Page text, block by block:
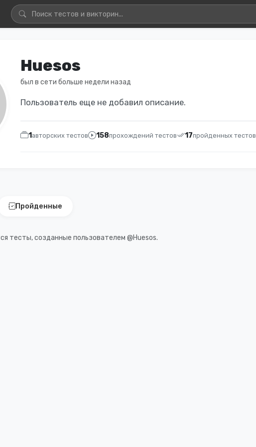
Huesos
был в сети больше недели назад
Пользователь еще не добавил описание.
1 авторских тестов 158прохождений тестов 17пройденных тестов
Пройденные
тесты, созданные пользователем @Huesos.